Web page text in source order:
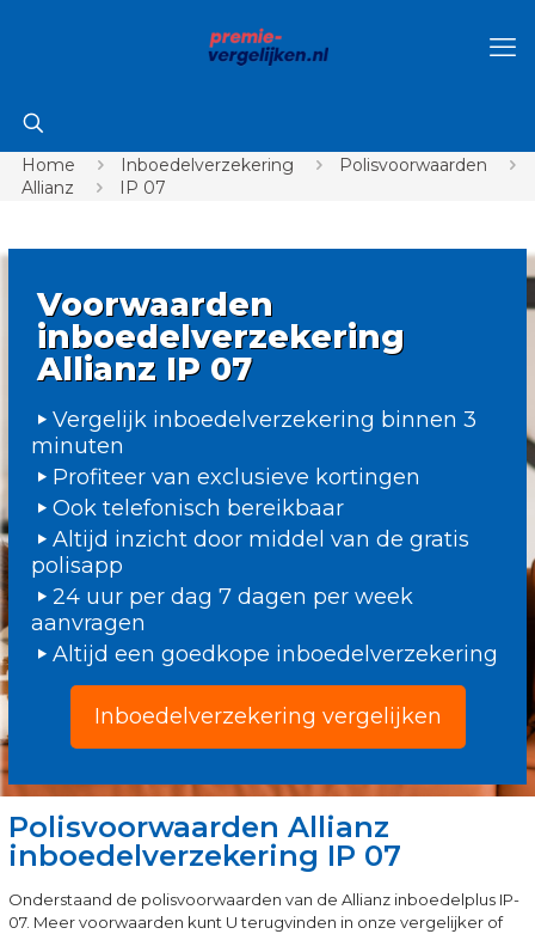
Home Inboedelverzekering
Polisvoorwaarden
Allianz
IP 07
Voorwaarden
inboedelverzekering
Allianz IP 07
Vergelijk inboedelverzekering binnen 3
minuten
Profiteer van exclusieve kortingen
Ook telefonisch bereikbaar
Altijd inzicht door middel van de gratis
polisapp
24 uur per dag 7 dagen per week
aanvragen
Altijd een goedkope inboedelverzekering
Inboedelverzekering vergelijken
Polisvoorwaarden Allianz
inboedelverzekering IP 07
Onderstaand de polisvoorwaarden van de Allianz inboedelplus IP-
07. Meer voorwaarden kunt U terugvinden in onze vergelijker of